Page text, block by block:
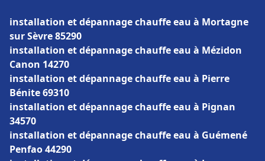
installation et dépannage chauffe eau à Mortagne
sur Sèvre 85290
installation et dépannage chauffe eau à Mézidon
Canon 14270
installation et dépannage chauffe eau à Pierre
Bénite 69310
installation et dépannage chauffe eau à Pignan
34570
installation et dépannage chauffe eau à Guémené
Penfao 44290